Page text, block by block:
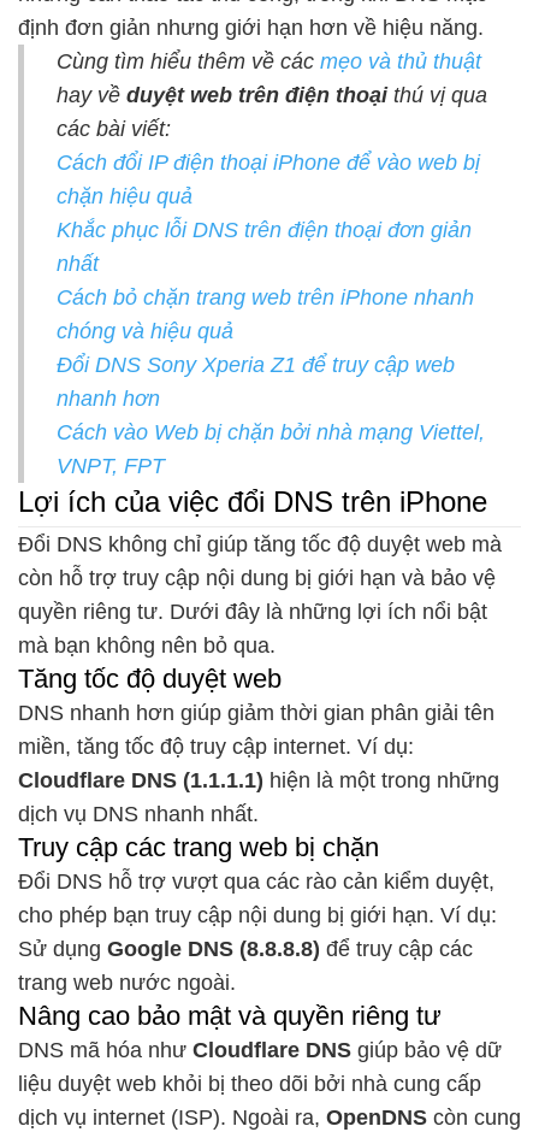
định đơn giản nhưng giới hạn hơn về hiệu năng.
Cùng tìm hiểu thêm về các mẹo và thủ thuật
hay về duyệt web trên điện thoại thú vị qua
các bài viết:
Cách đổi IP điện thoại iPhone để vào web bị
chặn hiệu quả
Khắc phục lỗi DNS trên điện thoại đơn giản
nhất
Cách bỏ chặn trang web trên iPhone nhanh
chóng và hiệu quả
Đổi DNS Sony Xperia Z1 để truy cập web
nhanh hơn
Cách vào Web bị chặn bởi nhà mạng Viettel,
VNPT, FPT
Lợi ích của việc đổi DNS trên iPhone
Đổi DNS không chỉ giúp tăng tốc độ duyệt web mà
còn hỗ trợ truy cập nội dung bị giới hạn và bảo vệ
quyền riêng tư. Dưới đây là những lợi ích nổi bật
mà bạn không nên bỏ qua.
Tăng tốc độ duyệt web
DNS nhanh hơn giúp giảm thời gian phân giải tên
miền, tăng tốc độ truy cập internet. Ví dụ:
Cloudflare DNS (1.1.1.1) hiện là một trong những
dịch vụ DNS nhanh nhất.
Truy cập các trang web bị chặn
Đổi DNS hỗ trợ vượt qua các rào cản kiểm duyệt,
cho phép bạn truy cập nội dung bị giới hạn. Ví dụ:
Sử dụng Google DNS (8.8.8.8) để truy cập các
trang web nước ngoài.
Nâng cao bảo mật và quyền riêng tư
DNS mã hóa như Cloudflare DNS giúp bảo vệ dữ
liệu duyệt web khỏi bị theo dõi bởi nhà cung cấp
dịch vụ internet (ISP). Ngoài ra, OpenDNS còn cung